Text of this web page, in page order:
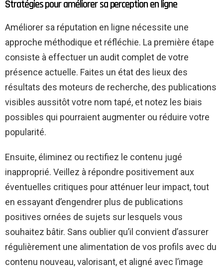
Stratégies pour améliorer sa perception en ligne
Améliorer sa réputation en ligne nécessite une
approche méthodique et réfléchie. La première étape
consiste à effectuer un audit complet de votre
présence actuelle. Faites un état des lieux des
résultats des moteurs de recherche, des publications
visibles aussitôt votre nom tapé, et notez les biais
possibles qui pourraient augmenter ou réduire votre
popularité.
Ensuite, éliminez ou rectifiez le contenu jugé
inapproprié. Veillez à répondre positivement aux
éventuelles critiques pour atténuer leur impact, tout
en essayant d’engendrer plus de publications
positives ornées de sujets sur lesquels vous
souhaitez bâtir. Sans oublier qu’il convient d’assurer
régulièrement une alimentation de vos profils avec du
contenu nouveau, valorisant, et aligné avec l’image